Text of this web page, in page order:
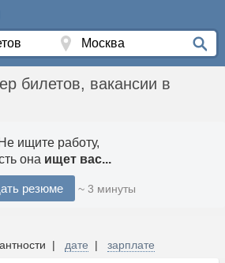
билетов, вакансии в
Не ищите работу,
она ищет вас...
резюме ~ 3 минуты
| дате | зарплате